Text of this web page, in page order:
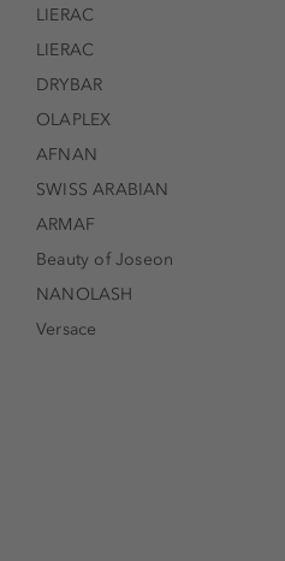
LIERAC
LIERAC
DRYBAR
OLAPLEX
AFNAN
SWISS ARABIAN
ARMAF
Beauty of Joseon
NANOLASH
Versace